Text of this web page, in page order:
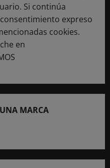
Si continúa
expreso
cookies.
en
MARCA